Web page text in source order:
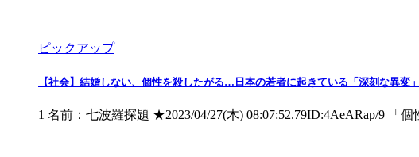
ピックアップ
【社会】結婚しない、個性を殺したがる…日本の若者に起きている「深刻な異変
1 名前：七波羅探題 ★2023/04/27(木) 08:07:52.79ID:4AeARap/9